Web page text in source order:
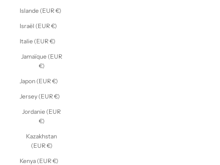
Islande (EUR €)
Israël (EUR €)
Italie (EUR €)
Jamaïque (EUR
€)
Japon (EUR €)
Jersey (EUR €)
Jordanie (EUR
€)
Kazakhstan
(EUR €)
Kenya (EUR €)